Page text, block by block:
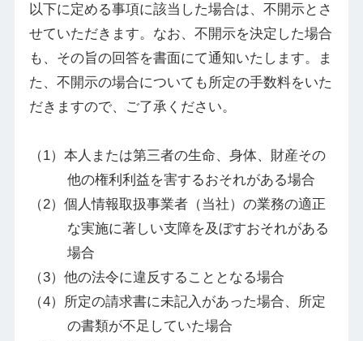
以下に定める事項に該当した場合は、不開示とさ
せていただきます。なお、不開示を決定した場合
も、その旨の回答を書面にて通知いたします。ま
た、不開示の場合についても所定の手数料をいた
だきますので、ご了承ください。
本人または第三者の生命、身体、財産その
他の権利利益を害するおそれがある場合
個人情報取扱事業者（当社）の業務の適正
な実施に著しい支障を及ぼすおそれがある
場合
他の法令に違反することとなる場合
所定の請求書に未記入があった場合、所定
の書類が不足していた場合